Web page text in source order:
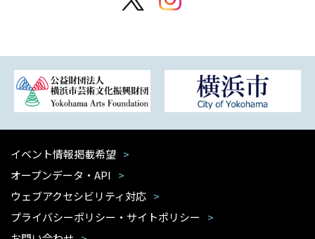
イベント情報掲載希望
オープンデータ・API
ウェブアクセシビリティ対応
プライバシーポリシー・サイトポリシー